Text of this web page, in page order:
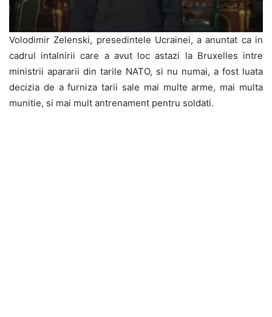
Volodimir Zelenski, presedintele Ucrainei, a anuntat ca in
cadrul intalnirii care a avut loc astazi la Bruxelles intre
ministrii apararii din tarile NATO, si nu numai, a fost luata
decizia de a furniza tarii sale mai multe arme, mai multa
munitie, si mai mult antrenament pentru soldati.